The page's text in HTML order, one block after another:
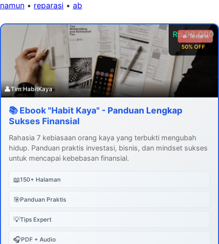
namun • reparasi • ab
Rp 99.000
50% OFF
🔥 Terlaris
👤Tim HabitKaya
📚 Ebook "Habit Kaya" - Panduan Lengkap
Sukses Finansial
Rahasia 7 kebiasaan orang kaya yang terbukti mengubah
hidup. Panduan praktis investasi, bisnis, dan mindset sukses
untuk mencapai kebebasan finansial.
📖150+ Halaman
🎯Panduan Praktis
💡Tips Expert
🎧PDF + Audio